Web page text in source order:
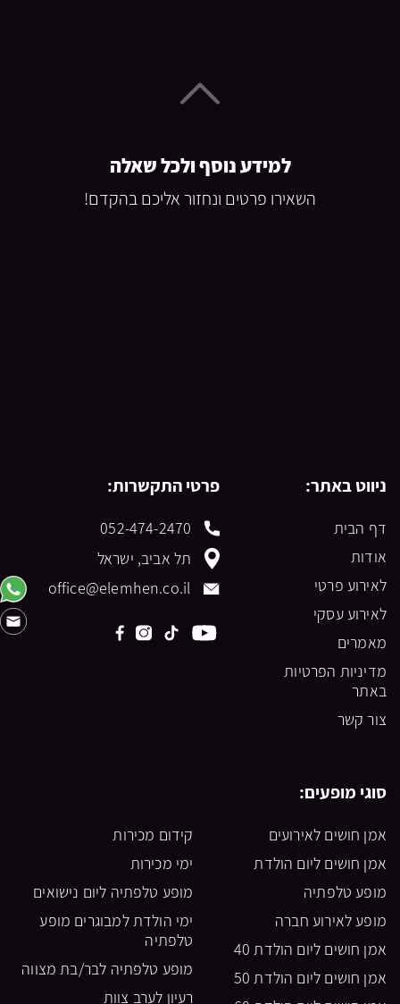
למידע נוסף ולכל שאלה
השאירו פרטים ונחזור אליכם בהקדם!
ניווט באתר:
דף הבית
אודות
לאירוע פרטי
לאירוע עסקי
מאמרים
מדיניות הפרטיות
באתר
צור קשר
סוגי מופעים:
אמן חושים לאירועים
אמן חושים ליום הולדת
מופע טלפתיה
מופע לאירוע חברה
אמן חושים ליום הולדת 40
אמן חושים ליום הולדת 50
קידום מכירות
ימי מכירות
מופע טלפתיה ליום נישואים
ימי הולדת למבוגרים מופע
טלפתיה
מופע טלפתיה לבר/בת מצווה
רעיון לערב צוות
פרטי התקשרות:
052-474-2470
תל אביב, ישראל
office@elemhen.co.il